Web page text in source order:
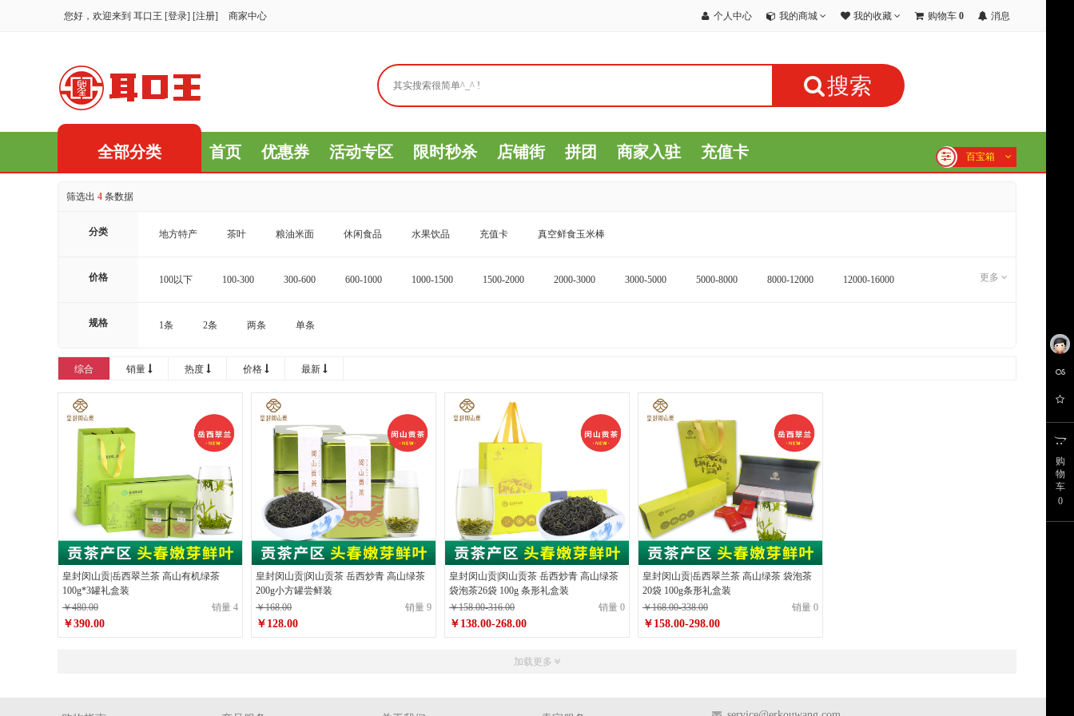
您好，欢迎来到 耳口王 [登录] [注册] 商家中心 个人中心 我的商城 我的收藏 购物车 0 消息
搜索
首页 优惠券 活动专区 限时秒杀 店铺街 拼团 商家入驻 充值卡 百宝箱
全部分类
筛选出 4 条数据
分类 地方特产 茶叶 粮油米面 休闲食品 水果饮品 充值卡 真空鲜食玉米棒
价格 100以下 100-300 300-600 600-1000 1000-1500 1500-2000 2000-3000 3000-5000 5000-8000 8000-12000 12000-16000 更多
规格 1条 2条 两条 单条
综合 销量 热度 价格 最新
皇封闵山贡|岳西翠兰茶 高山有机绿茶
100g*3罐礼盒装
￥480.00
销量 4
￥390.00
皇封闵山贡|闵山贡茶 岳西炒青 高山绿茶
200g小方罐尝鲜装
￥168.00
销量 9
￥128.00
皇封闵山贡|闵山贡茶 岳西炒青 高山绿茶
袋泡茶26袋 100g 条形礼盒装
￥158.00-316.00
销量 0
￥138.00-268.00
￥138.00-268.00
皇封闵山贡|岳西翠兰茶 高山绿茶 袋泡茶
20袋 100g条形礼盒装
￥168.00-338.00
销量 0
￥158.00-298.00
加载更多
购
物
车
0